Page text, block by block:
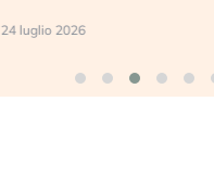
24 luglio 2026